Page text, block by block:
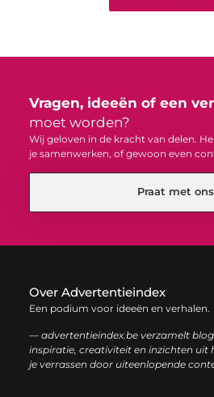
Vragen, ideeën of een
moet worden?
Wij geloven in de kracht van delen.
je samenwerken, of gewoon even
Praat met ons
Over Advertentieindex
Een podium voor ideeën en verhalen.
— advertentieindex.be verzamelt
inspiratie, creativiteit en inzichten uit
je verrassen door uiteenlopende